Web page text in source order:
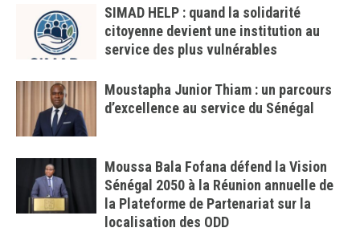
SIMAD HELP : quand la solidarité
citoyenne devient une institution au
service des plus vulnérables
Moustapha Junior Thiam : un parcours
d’excellence au service du Sénégal
Moussa Bala Fofana défend la Vision
Sénégal 2050 à la Réunion annuelle de
la Plateforme de Partenariat sur la
localisation des ODD